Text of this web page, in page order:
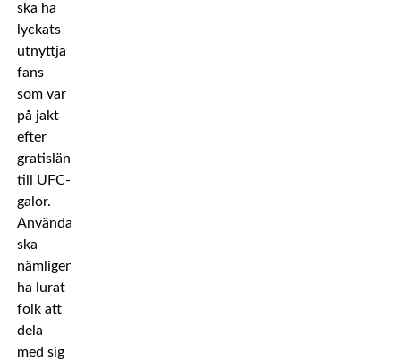
ska ha
lyckats
utnyttja
fans
som var
på jakt
efter
gratislänkar
till UFC-
galor.
Användaren
ska
nämligen
ha lurat
folk att
dela
med sig